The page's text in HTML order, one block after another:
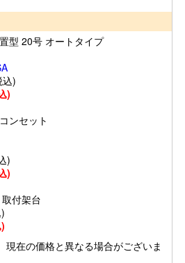
型 20号 オートタイプ
)
)
ンセット
)
)
付架台
現在の価格と異なる場合がございま